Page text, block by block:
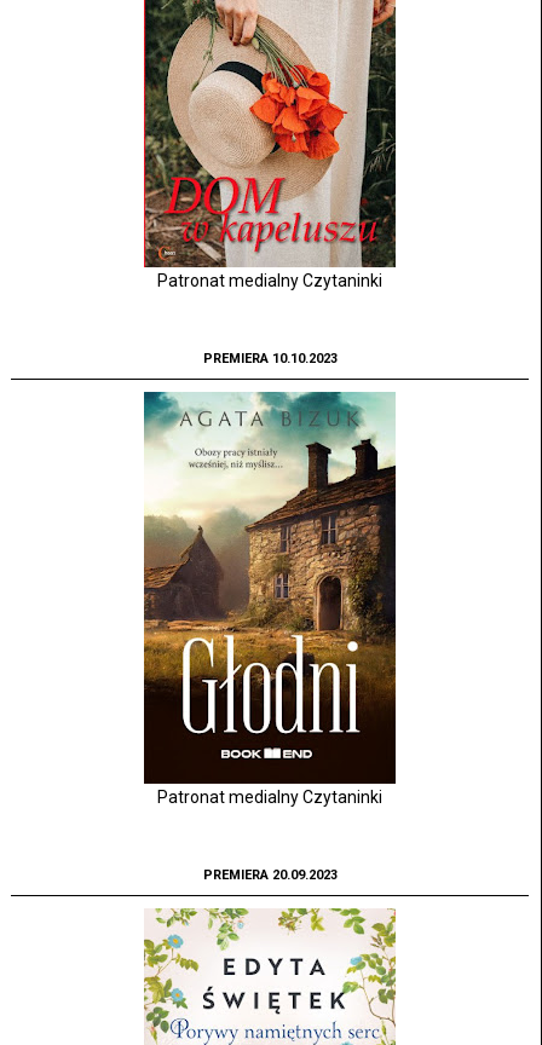
Patronat medialny Czytaninki
PREMIERA 10.10.2023
Patronat medialny Czytaninki
PREMIERA 20.09.2023